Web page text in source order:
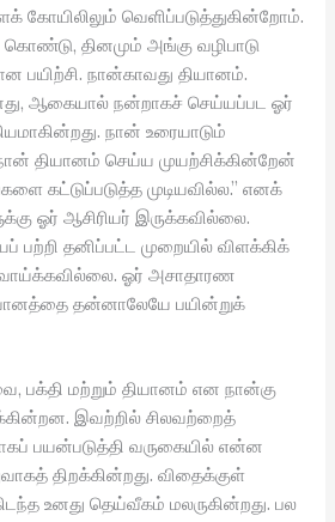
கோயிலிலும் வெளிப்படுத்துகின்றோம்.
கொண்டு, தினமும் அங்கு வழிபாடு
பயிற்சி. நான்காவது தியானம்.
ஆகையால் நன்றாகச் செய்யப்பட ஓர்
நான் உரையாடும்
தியானம் செய்ய முயற்சிக்கின்றேன்
கட்டுப்படுத்த முடியவில்ல.” எனக்
ஓர் ஆசிரியர் இருக்கவில்லை.
பற்றி தனிப்பட்ட முறையில் விளக்கிக்
வாய்க்கவில்லை. ஓர் அசாதாரண
தன்னாலேயே பயின்றுக்
மற்றும் தியானம் என நான்கு
இவற்றில் சிலவற்றைத்
பயன்படுத்தி வருகையில் என்ன
திறக்கின்றது. விதைக்குள்
உனது தெய்வீகம் மலருகின்றது. பல